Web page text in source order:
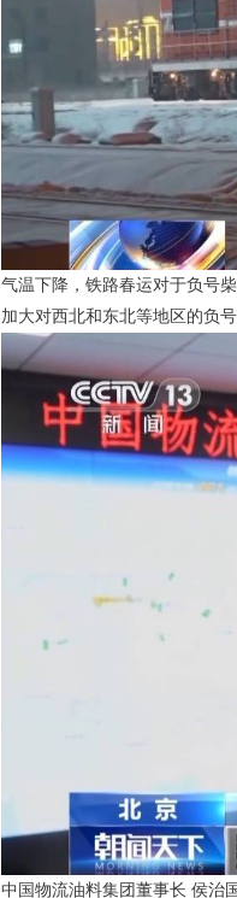
气温下降，铁路春运对于负号
加大对西北和东北等地区的负
中国物流油料集团董事长 侯治